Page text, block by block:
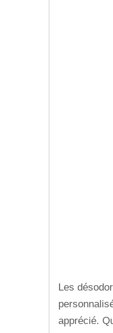
Les
apprécié.